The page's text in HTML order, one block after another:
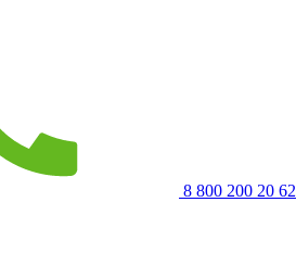
8 800 200 20 62